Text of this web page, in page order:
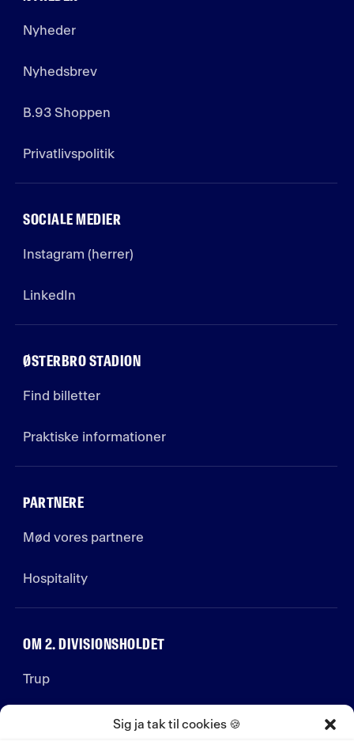
Sig ja tak til cookies 🍪
Nyheder
Nyhedsbrev
B.93 Shoppen
Privatlivspolitik
SOCIALE MEDIER
Instagram (herrer)
LinkedIn
ØSTERBRO STADION
Find billetter
Praktiske informationer
PARTNERE
Mød vores partnere
Hospitality
OM 2. DIVISIONSHOLDET
Trup